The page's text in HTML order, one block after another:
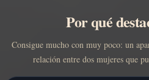
Por qué
Consigue mucho con muy poco: un
relación entre dos mujeres que